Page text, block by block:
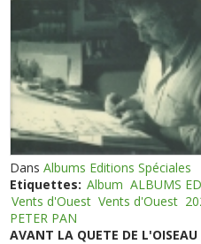
DansAlbums Editions Spéciales
Etiquettes: Album ALBUMS
Vents d'Ouest Vents d'Ouest
PETER PAN
AVANT LA QUETE DE